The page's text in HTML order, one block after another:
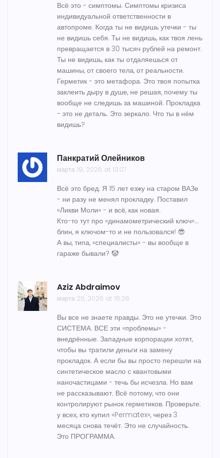
Всё это - симптомы. Симптомы кризиса
индивидуальной ответственности в
автопроме. Когда ты не видишь утечки - ты
не видишь себя. Ты не видишь, как твоя лень
превращается в 30 тысяч рублей на ремонт.
Ты не видишь, как ты отдаляешься от
машины, от своего тела, от реальности.
Герметик - это метафора. Это твоя попытка
заклеить дыру в душе, не решая, почему ты
вообще не следишь за машиной. Прокладка
- это не деталь. Это зеркало. Что ты в нём
видишь?
Панкратий Олейников
марта 19, 2026 at 13:07
Всё это бред. Я 15 лет езжу на старом ВАЗе
- ни разу не менял прокладку. Поставил
«Ликви Моли» - и всё, как новая.
Кто-то тут про «динамометрический ключ»...
блин, я ключом-то и не пользовался! 😎
А вы, типа, «специалисты» - вы вообще в
гараже бывали? 🤡
Aziz Abdraimov
марта 20, 2026 at 16:28
Вы все не знаете правды. Это не утечки. Это
СИСТЕМА. ВСЕ эти «проблемы» -
внедрённые. Западные корпорации хотят,
чтобы вы тратили деньги на замену
прокладок. А если бы вы просто перешли на
синтетическое масло с квантовыми
наночастицами - течь бы исчезла. Но вам
не рассказывают. Всё потому, что они
контролируют рынок герметиков. Проверьте:
у всех, кто купил «Permatex», через 3
месяца снова течёт. Это не случайность.
Это ПРОГРАММА.